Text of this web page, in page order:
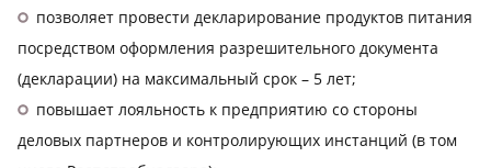
позволяет провести декларирование продуктов питания
посредством оформления разрешительного документа
(декларации) на максимальный срок – 5 лет;
повышает лояльность к предприятию со стороны
деловых партнеров и контролирующих инстанций (в том